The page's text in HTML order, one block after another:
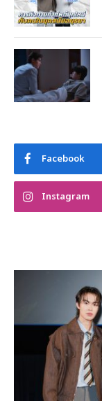
Facebook
Instagram